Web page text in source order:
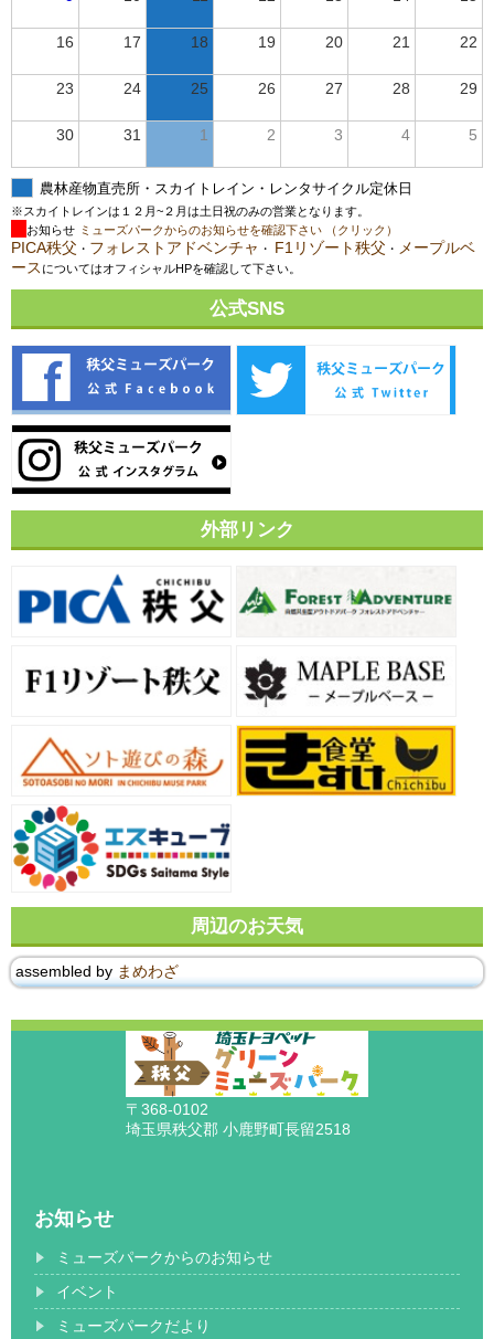
16 17 18 19 20 21 22
23 24 25 26 27 28 29
30 31 1 2 3 4 5
農林産物直売所・スカイトレイン・レンタサイクル定休日
※スカイトレインは１２月~２月は土日祝のみの営業となります。
お知らせ ミューズパークからのお知らせを確認下さい （クリック）
PICA秩父 ・ フォレストアドベンチャ ・ F1リゾート秩父 ・ メープルベ
ース についてはオフィシャルHPを確認して下さい。
公式SNS
外部リンク
周辺のお天気
assembled by まめわざ
〒368-0102
埼玉県秩父郡 小鹿野町長留2518
お知らせ
ミューズパークからのお知らせ
イベント
ミューズパークだより